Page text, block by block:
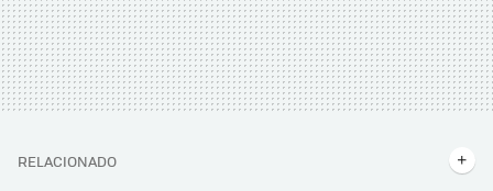
RELACIONADO